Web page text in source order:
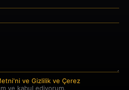
ve Gizlilik ve Çerez
ve kabul ediyorum.